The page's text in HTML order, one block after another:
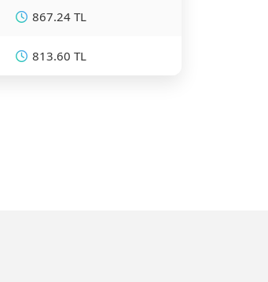
867.24 TL
813.60 TL